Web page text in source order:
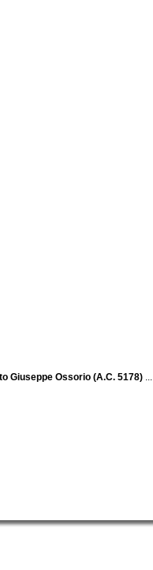
Giuseppe Ossorio (A.C. 5178) ...